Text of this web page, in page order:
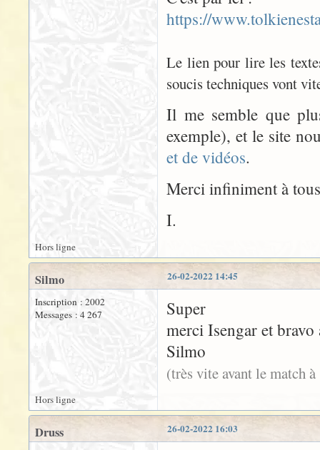
https://
Le lien pour lire les
soucis techniques vont
Il me semble que
exemple), et le site
et de vidéos.
Merci infiniment à
I.
Hors ligne
26-02-2022 14:45
Silmo
Inscription : 2002
Messages : 4 267
Super
merci Isengar et
Silmo
(très vite avant le match
Hors ligne
26-02-2022 16:03
Druss